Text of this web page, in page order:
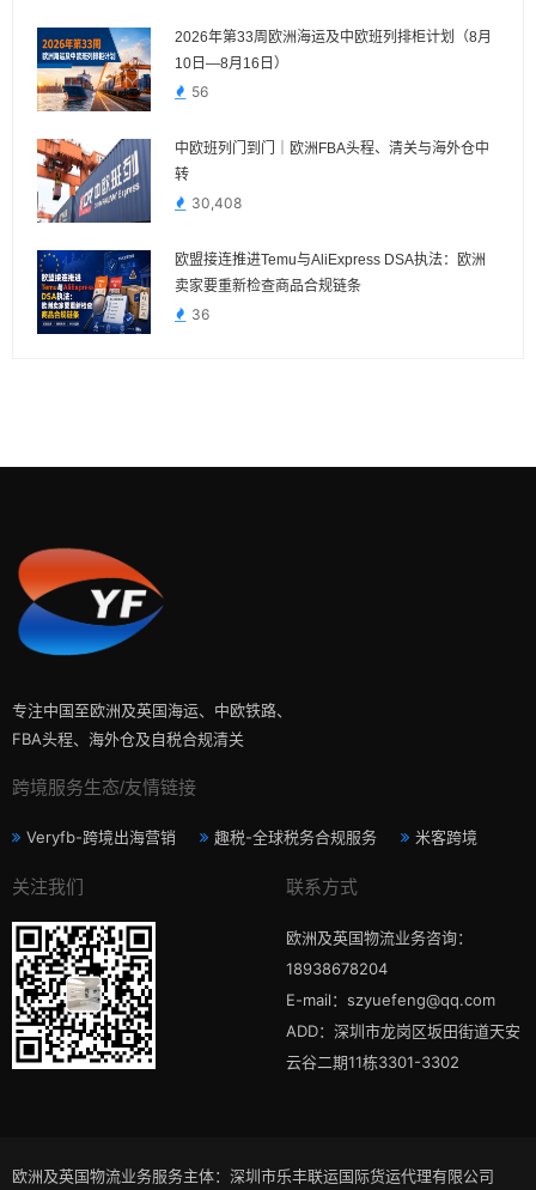
2026年第33周欧洲海运及中欧班列排柜计划（8月
10日—8月16日）
56
中欧班列门到门｜欧洲FBA头程、清关与海外仓中
转
30,408
欧盟接连推进Temu与AliExpress DSA执法：欧洲
卖家要重新检查商品合规链条
36
专注中国至欧洲及英国海运、中欧铁路、
FBA头程、海外仓及自税合规清关
跨境服务生态/友情链接
Veryfb-跨境出海营销 趣税-全球税务合规服务 米客跨境
关注我们 联系方式
欧洲及英国物流业务咨询：
18938678204
E-mail：szyuefeng@qq.com
ADD：深圳市龙岗区坂田街道天安
云谷二期11栋3301-3302
欧洲及英国物流业务服务主体：深圳市乐丰联运国际货运代理有限公司